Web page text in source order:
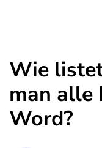
Wie
man alle
Word?